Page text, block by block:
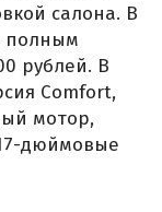
салона. В
полным
рублей. В
Comfort,
мотор,
дюймовые